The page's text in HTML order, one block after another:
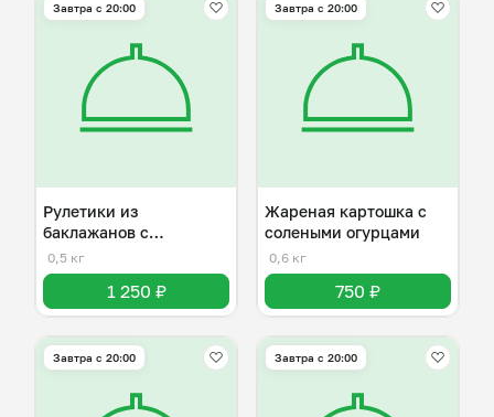
Завтра c 20:00
Рулетики из
баклажанов с
разнывми начинками
0,5 кг
1 250 ₽
Завтра c 20:00
Жареная картошка с
солеными огурцами
0,6 кг
750 ₽
Завтра c 20:00 Завтра c 20:00